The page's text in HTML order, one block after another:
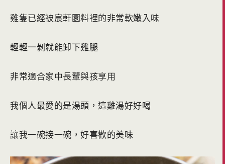
雞隻已經被宸軒園料裡的非常軟嫩入味
輕輕一剝就能卸下雞腿
非常適合家中長輩與孩享用
我個人最愛的是湯頭，這雞湯好好喝
讓我一碗接一碗，好喜歡的美味